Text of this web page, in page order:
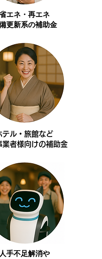
エネ・再エネ
更新系の補助金
テル・旅館など
業者様向けの​補助金
人手不足解消や